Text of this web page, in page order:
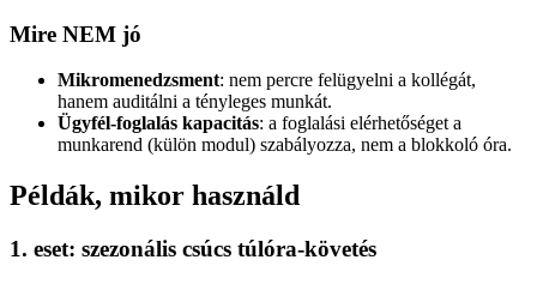
Mire NEM jó
Mikromenedzsment: nem percre felügyelni a kollégát,
hanem auditálni a tényleges munkát.
Ügyfél-foglalás kapacitás: a foglalási elérhetőséget a
munkarend (külön modul) szabályozza, nem a blokkoló óra.
Példák, mikor használd
1. eset: szezonális csúcs túlóra-követés